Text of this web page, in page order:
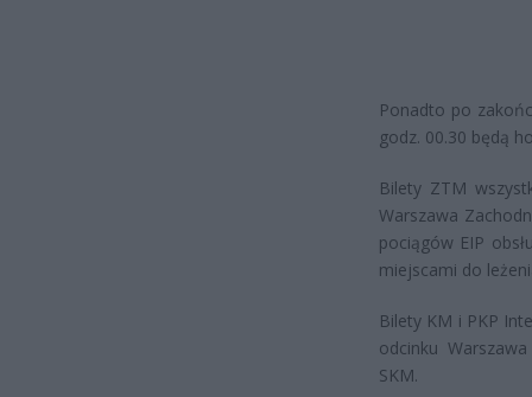
Ponadto po
godz. 00.30 będą
Bilety ZTM
Warszawa
pociągów EIP
miejscami do
Bilety KM i PKP
odcinku
SKM.